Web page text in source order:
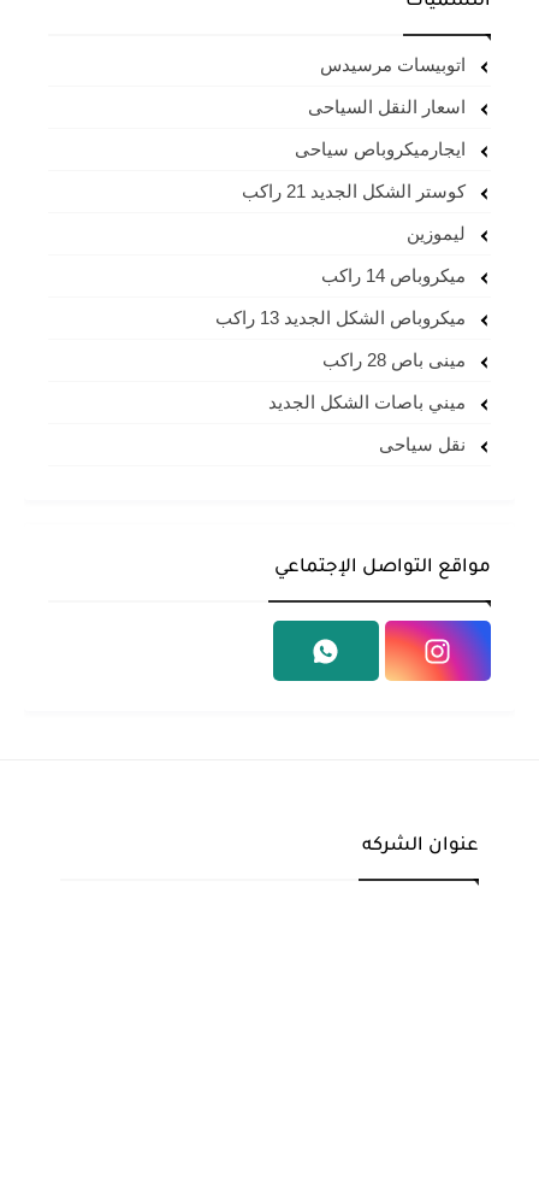
اتوبيسات مرسيدس
اسعار النقل السياحى
ايجارميكروباص سياحى
كوستر الشكل الجديد 21 راكب
ليموزين
ميكروباص 14 راكب
ميكروباص الشكل الجديد 13 راكب
مينى باص 28 راكب
ميني باصات الشكل الجديد
نقل سياحى
مواقع التواصل الإجتماعي
عنوان الشركه